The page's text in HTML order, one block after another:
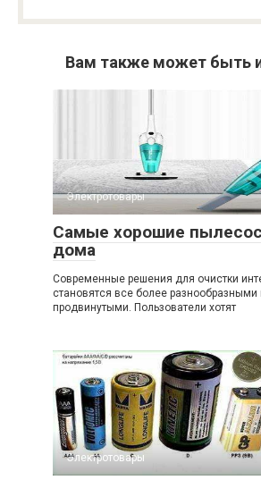
Вам также может быть
Электротовары
Самые хорошие
дома
Современные решения для очистки
становятся все более разнообразными
продвинутыми. Пользователи хотят
Электротовары